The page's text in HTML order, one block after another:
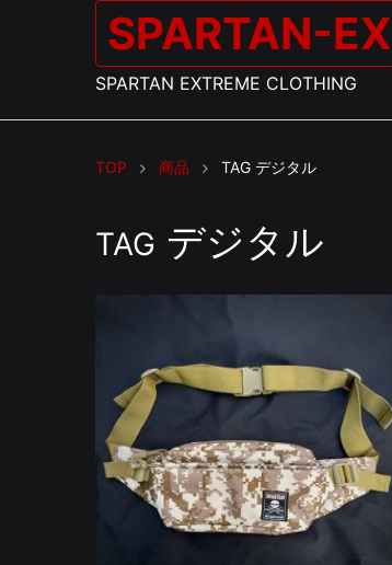
SPARTAN-EX
SPARTAN EXTREME CLOTHING
TOP 商品 TAG デジタル
TAG デジタル